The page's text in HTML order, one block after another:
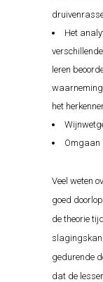
Het
leren
het
Omgaan
Veel weten
goed
de theorie
gedurende
dat de